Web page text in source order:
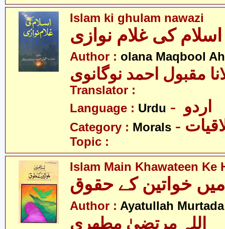
Islam ki ghulam nawazi
Author : olana Maqbool
مقبول احمد نوگانوی
Translator :
Language : Urdu
Category : Morals
Topic :
Islam Main Khawateen Ke
Author : Ayatullah
اللہ مرتضیٰ مطھری